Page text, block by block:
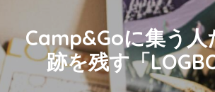
Camp&Goに集う人
跡を残す「